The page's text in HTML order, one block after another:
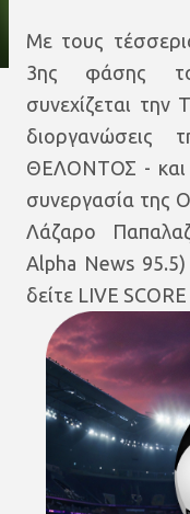
Με τους
3ης φάσης
συνεχίζεται την
ΘΕΛΟΝΤΟΣ - και
συνεργασία της
Λάζαρο
Alpha News 95.5)
δείτε LIVE